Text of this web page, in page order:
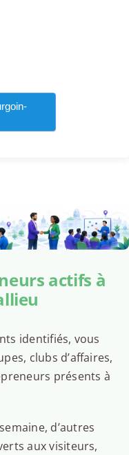
actifs à
identifiés, vous
clubs d’affaires,
présents à
d’autres
aux visiteurs,